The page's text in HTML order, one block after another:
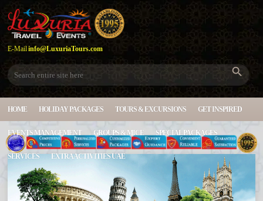
E-Mailinfo@LuxuriaTours.com
HOME HOLIDAY PACKAGES TOURS & EXCURSIONS GET INSPIRED
EVENTS MANAGEMENT GROUPS & MICE SPECIAL PACKAGES
SERVICES EXTRA ACTIVITIES UAE